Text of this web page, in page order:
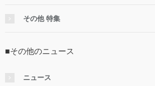
その他 特集
■その他のニュース
ニュース